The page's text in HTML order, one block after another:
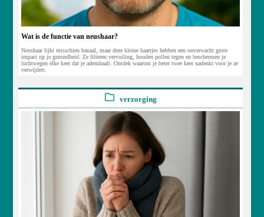
Wat is de functie van neushaar?
Neushaar lijkt misschien banaal, maar deze kleine haartjes hebben een onverwacht grote
impact op je gezondheid. Ze filteren vervuiling, houden pollen tegen en beschermen je
luchtwegen elke keer dat je ademhaalt. Ontdek waarom je beter twee keer nadenkt voor je ze
verwijdert.
verzorging